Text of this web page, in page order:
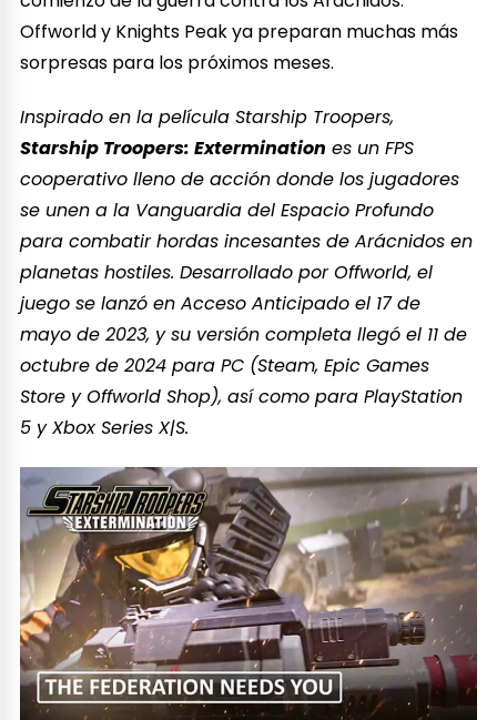
Offworld y Knights Peak ya preparan muchas más
sorpresas para los próximos meses.
Inspirado en la película Starship Troopers,
Starship Troopers: Extermination es un FPS
cooperativo lleno de acción donde los jugadores
se unen a la Vanguardia del Espacio Profundo
para combatir hordas incesantes de Arácnidos en
planetas hostiles. Desarrollado por Offworld, el
juego se lanzó en Acceso Anticipado el 17 de
mayo de 2023, y su versión completa llegó el 11 de
octubre de 2024 para PC (Steam, Epic Games
Store y Offworld Shop), así como para PlayStation
5 y Xbox Series X|S.